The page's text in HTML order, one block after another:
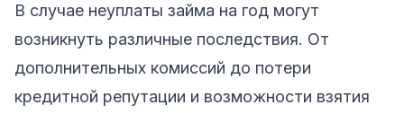
В случае неуплаты займа на год могут
возникнуть различные последствия. От
дополнительных комиссий до потери
кредитной репутации и возможности взятия